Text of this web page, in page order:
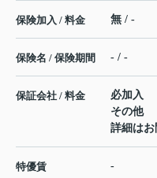
保険加入 / 料金 無 / -
保険名 / 保険期間 - / -
保証会社 / 料金
必加入
その他
詳細はお
特優賃 -